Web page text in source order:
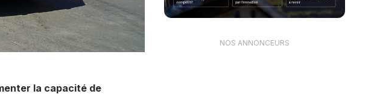
la capacité de
NOS ANNONCEURS